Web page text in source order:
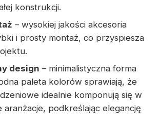
konstrukcji.
– wysokiej jakości akcesoria
i prosty montaż, co przyspiesza
design – minimalistyczna forma
paleta kolorów sprawiają, że
idealnie komponują się w
aranżacje, podkreślając elegancję